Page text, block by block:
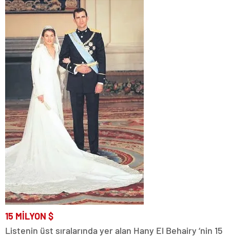
15 MİLYON $
Listenin üst sıralarında yer alan Hany El Behairy ‘nin 15